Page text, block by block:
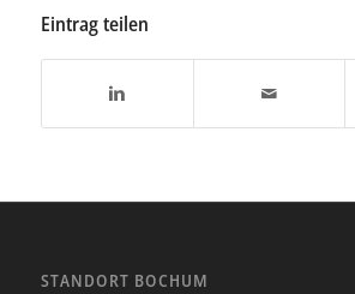
Eintrag teilen
STANDORT BOCHUM